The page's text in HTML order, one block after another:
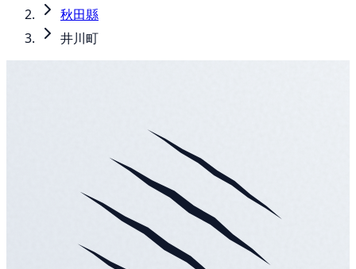
秋田縣
井川町